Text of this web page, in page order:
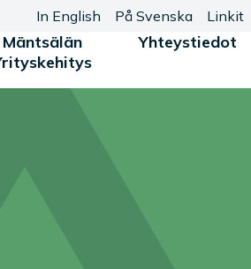
Mäntsälän
Yhteystiedot
In English På Svenska Linkit